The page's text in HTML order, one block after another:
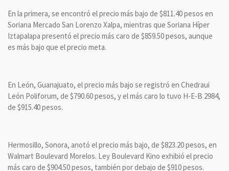
En la primera, se encontró el precio más bajo de $811.40 pesos en
Soriana Mercado San Lorenzo Xalpa, mientras que Soriana Híper
Iztapalapa presentó el precio más caro de $859.50 pesos, aunque
es más bajo que el precio meta.
En León, Guanajuato, el precio más bajo se registró en Chedraui
León Poliforum, de $790.60 pesos, y el más caro lo tuvo H-E-B 2984,
de $915.40 pesos.
Hermosillo, Sonora, anotó el precio más bajo, de $823.20 pesos, en
Walmart Boulevard Morelos. Ley Boulevard Kino exhibió el precio
más caro de $904.50 pesos, también por debajo de $910 pesos.